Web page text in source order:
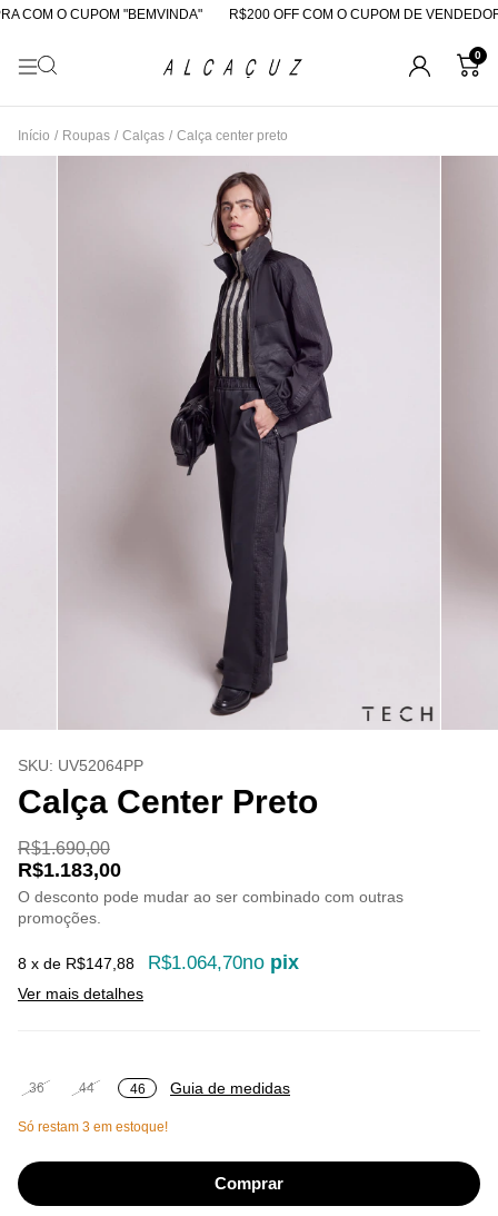
COM O CUPOM "BEMVINDA" R$200 OFF COM O CUPOM DE VENDEDORA
0
Início / Roupas / Calças / Calça center preto
SKU: UV52064PP
Calça Center Preto
R$1.690,00
R$1.183,00
O desconto pode mudar ao ser combinado com outras
promoções.
8 x de R$147,88 R$1.064,70no pix
Ver mais detalhes
36 44 46 Guia de medidas
Só restam 3 em estoque!